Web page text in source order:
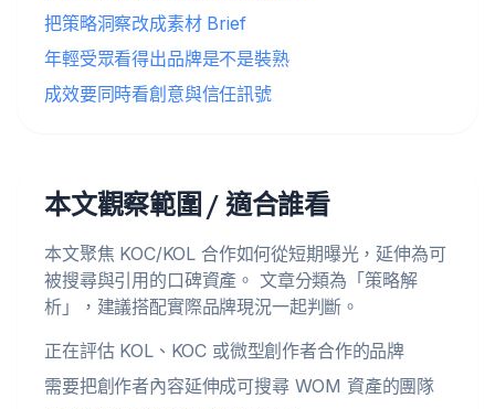
把策略洞察改成素材 Brief
年輕受眾看得出品牌是不是裝熟
成效要同時看創意與信任訊號
本文觀察範圍 / 適合誰看
本文聚焦 KOC/KOL 合作如何從短期曝光，延伸為可
被搜尋與引用的口碑資產。 文章分類為「策略解
析」，建議搭配實際品牌現況一起判斷。
正在評估 KOL、KOC 或微型創作者合作的品牌
需要把創作者內容延伸成可搜尋 WOM 資產的團隊